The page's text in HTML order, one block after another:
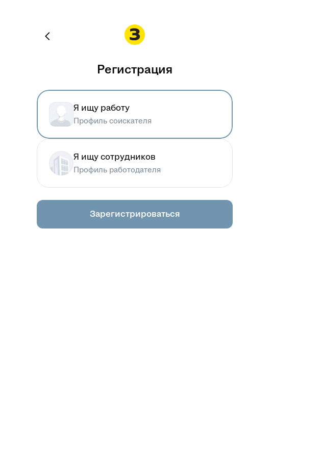
Регистрация
Я ищу работу
Профиль соискателя
Я ищу сотрудников
Профиль работодателя
Зарегистрироваться